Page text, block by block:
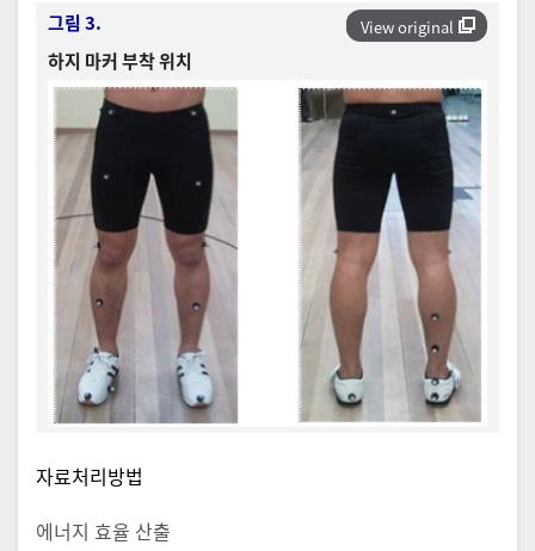
View original
그림 3.
하지 마커 부착 위치
자료처리방법
에너지 효율 산출